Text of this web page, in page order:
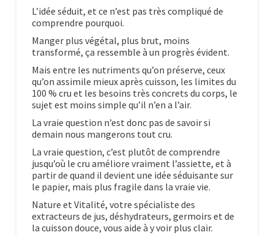
L’idée séduit, et ce n’est pas très compliqué de
comprendre pourquoi.
Manger plus végétal, plus brut, moins
transformé, ça ressemble à un progrès évident.
Mais entre les nutriments qu’on préserve, ceux
qu’on assimile mieux après cuisson, les limites du
100 % cru et les besoins très concrets du corps, le
sujet est moins simple qu’il n’en a l’air.
La vraie question n’est donc pas de savoir si
demain nous mangerons tout cru.
La vraie question, c’est plutôt de comprendre
jusqu’où le cru améliore vraiment l’assiette, et à
partir de quand il devient une idée séduisante sur
le papier, mais plus fragile dans la vraie vie.
Nature et Vitalité, votre spécialiste des
extracteurs de jus, déshydrateurs, germoirs et de
la cuisson douce, vous aide à y voir plus clair.